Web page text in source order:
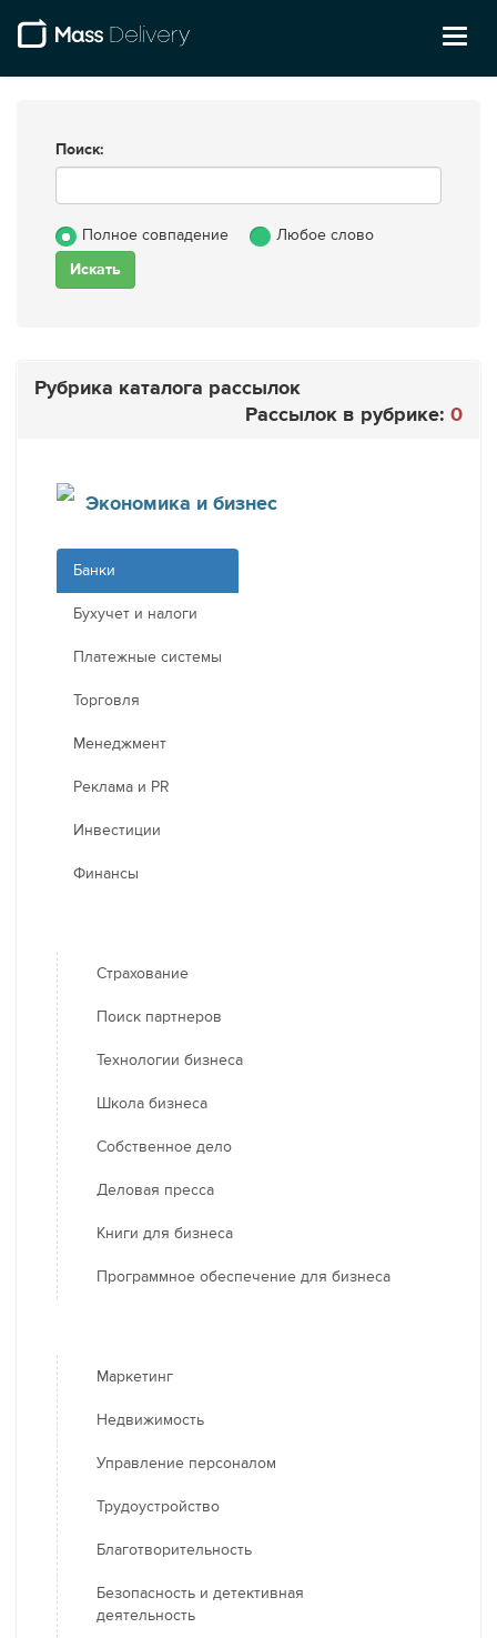
Поиск:
Полное совпадение Любое слово
Рубрика каталога рассылок
Рассылок в рубрике: 0
Экономика и бизнес
Банки
Бухучет и налоги
Платежные системы
Торговля
Менеджмент
Реклама и PR
Инвестиции
Финансы
Страхование
Поиск партнеров
Технологии бизнеса
Школа бизнеса
Собственное дело
Деловая пресса
Книги для бизнеса
Программное обеспечение для бизнеса
Маркетинг
Недвижимость
Управление персоналом
Трудоустройство
Благотворительность
Безопасность и детективная
деятельность